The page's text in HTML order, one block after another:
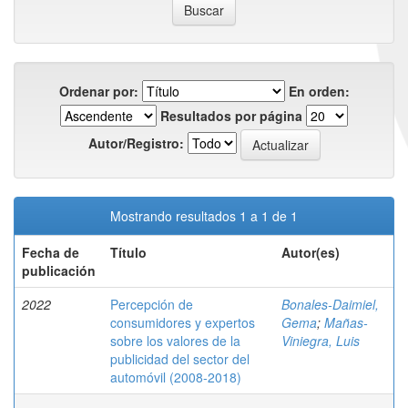
Ordenar por:
En orden:
Resultados por página
Autor/Registro:
Mostrando resultados 1 a 1 de 1
Fecha de
publicación
Título Autor(es)
2022
Percepción de
consumidores y expertos
sobre los valores de la
publicidad del sector del
automóvil (2008-2018)
Bonales-Daimiel,
Gema; Mañas-
Viniegra, Luis